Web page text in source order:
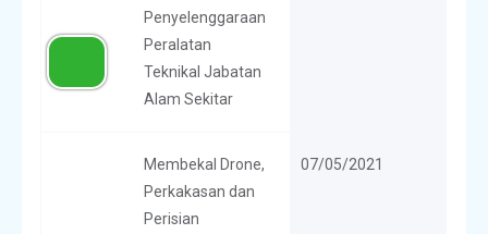
Penyelenggaraan
Peralatan
Teknikal Jabatan
Alam Sekitar
Membekal Drone,
Perkakasan dan
Perisian
07/05/2021